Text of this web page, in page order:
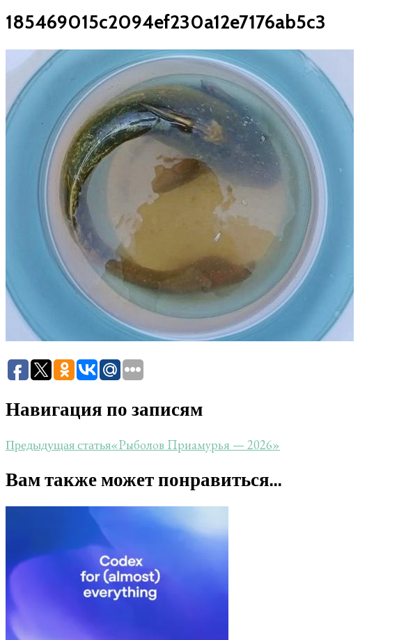
185469015c2094ef230a12e7176ab5c3
Навигация по записям
Предыдущая статья«Рыболов Приамурья — 2026»
Вам также может понравиться...